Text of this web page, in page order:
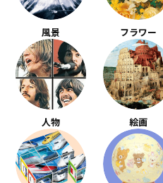
風景 フラワー
人物 絵画